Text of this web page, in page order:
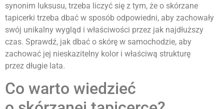
synonim luksusu, trzeba liczyć się z tym, że o skórzane
tapicerki trzeba dbać w sposób odpowiedni, aby zachowały
swój unikalny wygląd i właściwości przez jak najdłuższy
czas. Sprawdź, jak dbać o skórę w samochodzie, aby
zachować jej nieskazitelny kolor i właściwą strukturę
przez długie lata.
Co warto wiedzieć